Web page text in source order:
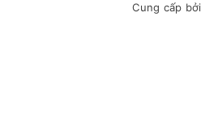
Cung cấp bởi